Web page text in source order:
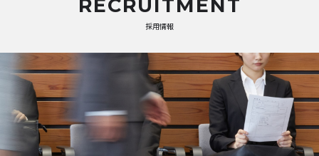
RECRUITMENT
採用情報